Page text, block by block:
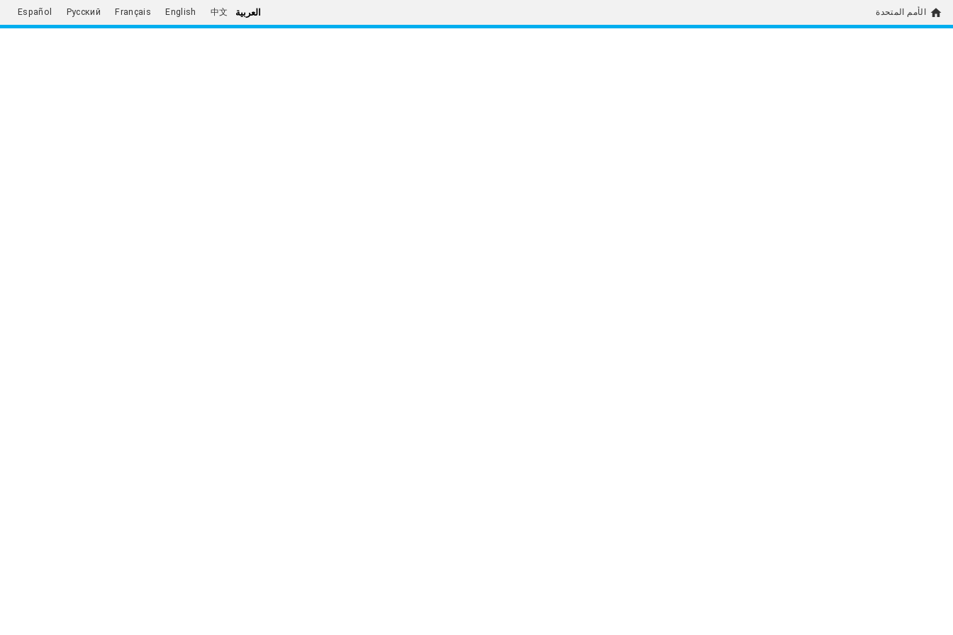
home الأمم المتحدة العربية 中文
English
Français
Русский
Español